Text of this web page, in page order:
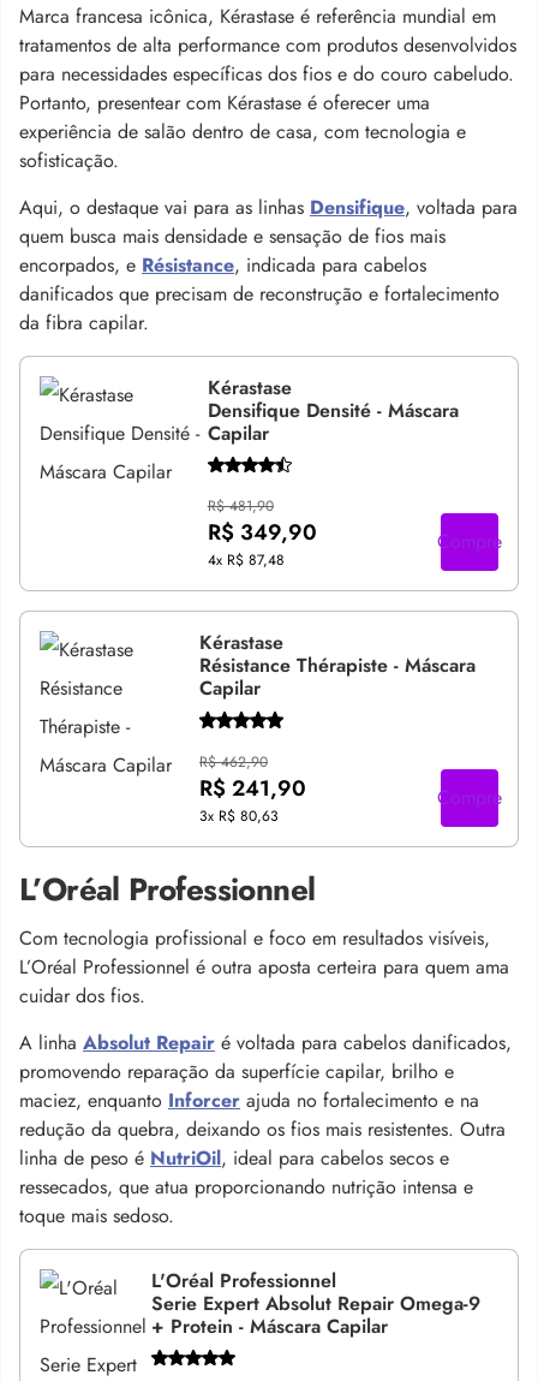
Marca francesa icônica, Kérastase é referência mundial em
tratamentos de alta performance com produtos desenvolvidos
para necessidades específicas dos fios e do couro cabeludo.
Portanto, presentear com Kérastase é oferecer uma
experiência de salão dentro de casa, com tecnologia e
sofisticação.
Aqui, o destaque vai para as linhas Densifique, voltada para
quem busca mais densidade e sensação de fios mais
encorpados, e Résistance, indicada para cabelos
danificados que precisam de reconstrução e fortalecimento
da fibra capilar.
Kérastase
Densifique Densité - Máscara
Capilar
R$ 481,90
R$ 349,90
4x R$ 87,48
Compre
Kérastase
Résistance Thérapiste - Máscara
Capilar
R$ 462,90
R$ 241,90
3x R$ 80,63
Compre
L’Oréal Professionnel
Com tecnologia profissional e foco em resultados visíveis,
L’Oréal Professionnel é outra aposta certeira para quem ama
cuidar dos fios.
A linha Absolut Repair é voltada para cabelos danificados,
promovendo reparação da superfície capilar, brilho e
maciez, enquanto Inforcer ajuda no fortalecimento e na
redução da quebra, deixando os fios mais resistentes. Outra
linha de peso é NutriOil, ideal para cabelos secos e
ressecados, que atua proporcionando nutrição intensa e
toque mais sedoso.
L'Oréal Professionnel
Serie Expert Absolut Repair Omega-9
+ Protein - Máscara Capilar